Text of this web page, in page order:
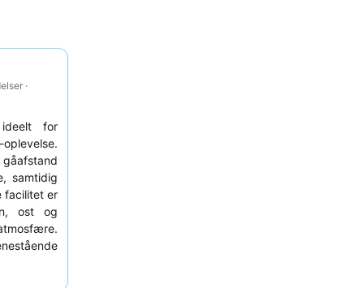
·
for
samtidig
facilitet er
ost og
at